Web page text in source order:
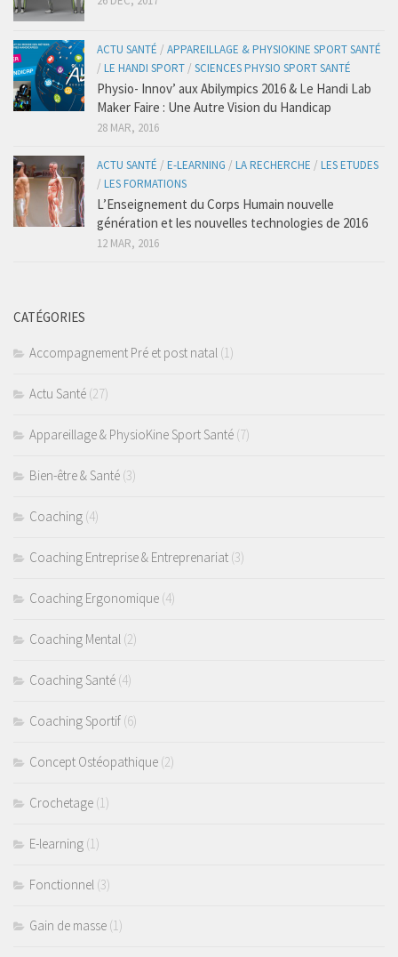
ACTU SANTÉ / APPAREILLAGE & PHYSIOKINE SPORT SANTÉ
/ LE HANDI SPORT / SCIENCES PHYSIO SPORT SANTÉ
Physio- Innov’ aux Abilympics 2016 & Le Handi Lab
Maker Faire : Une Autre Vision du Handicap
28 MAR, 2016
ACTU SANTÉ / E-LEARNING / LA RECHERCHE / LES ETUDES
/ LES FORMATIONS
L’Enseignement du Corps Humain nouvelle
génération et les nouvelles technologies de 2016
12 MAR, 2016
CATÉGORIES
Accompagnement Pré et post natal (1)
Actu Santé (27)
Appareillage & PhysioKine Sport Santé (7)
Bien-être & Santé (3)
Coaching (4)
Coaching Entreprise & Entreprenariat (3)
Coaching Ergonomique (4)
Coaching Mental (2)
Coaching Santé (4)
Coaching Sportif (6)
Concept Ostéopathique (2)
Crochetage (1)
E-learning (1)
Fonctionnel (3)
Gain de masse (1)